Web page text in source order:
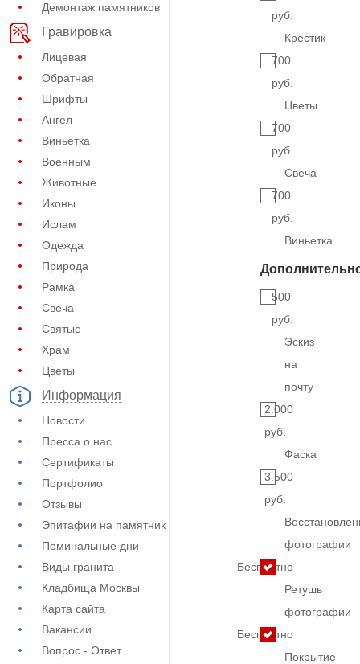
Демонтаж памятников
Гравировка
Лицевая
Обратная
Шрифты
Ангел
Виньетка
Военным
Животные
Иконы
Ислам
Одежда
Природа
Рамка
Свеча
Святые
Храм
Цветы
Информация
Новости
Пресса о нас
Сертификаты
Портфолио
Отзывы
Эпитафии на памятник
Поминальные дни
Виды гранита
Кладбища Москвы
Карта сайта
Вакансии
Вопрос - Ответ
руб.
Крестик
700
руб.
Цветы
700
руб.
Свеча
700
руб.
Виньетка
500
руб.
Эскиз
на
почту
2.000
руб.
Фаска
3.500
руб.
фотографии
Бесплатно
Ретушь
фотографии
Бесплатно
Покрытие